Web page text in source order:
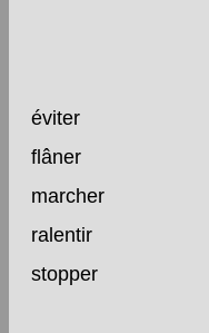
éviter
flâner
marcher
ralentir
stopper